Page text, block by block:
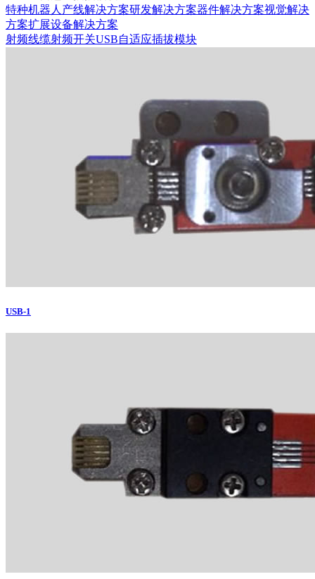
特种机器人产线解决方案研发解决方案器件解决方案视觉解决
方案扩展设备解决方案
射频线缆射频开关USB自适应插拔模块
USB-1